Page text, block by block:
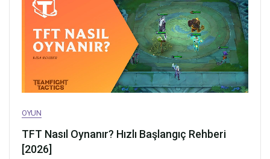
OYUN
TFT Nasıl Oynanır? Hızlı Başlangıç Rehberi
[2026]